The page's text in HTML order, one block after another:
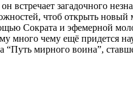
встречает загадочного
чтоб открыть
Сократа и эфемерной
много чему ещё придется
мирного воина”,